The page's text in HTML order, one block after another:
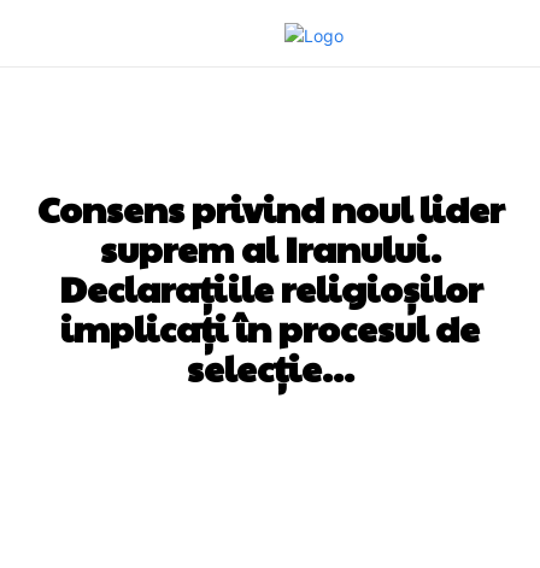
Consens privind noul lider
suprem al Iranului.
Declarațiile religioșilor
implicați în procesul de
selecție…